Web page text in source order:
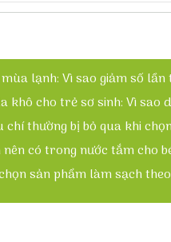
lạnh: Vì sao giảm số
khô cho trẻ sơ sinh: Vì sao
chí thường bị bỏ qua khi
có trong nước tắm cho
sản phẩm làm sạch